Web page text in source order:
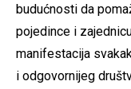
budućnosti da
pojedince i
manifestacija
i odgovornijeg